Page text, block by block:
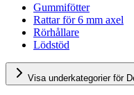
Gummifötter
Rattar för 6 mm axel
Rörhållare
Lödstöd
Visa underkategorier för